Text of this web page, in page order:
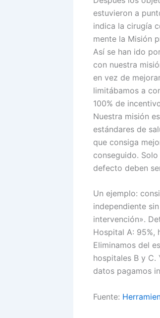
estuvieron a
indica la cirugía
mente la Misión
Así se han ido
con nuestra
en vez de
limitábamos a
100% de
Nuestra misión
estándares de
que consiga
conseguido.
defecto deben
Un ejemplo:
independiente
intervención».
Hospital A: 95%,
Eliminamos del
hospitales B y
datos pagamos
Fuente: